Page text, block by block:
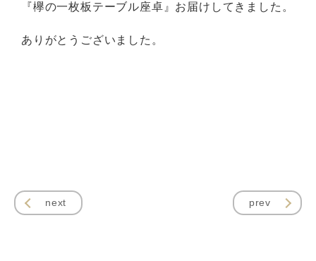
『欅の一枚板テーブル座卓』お届けしてきました。
ありがとうございました。
next prev